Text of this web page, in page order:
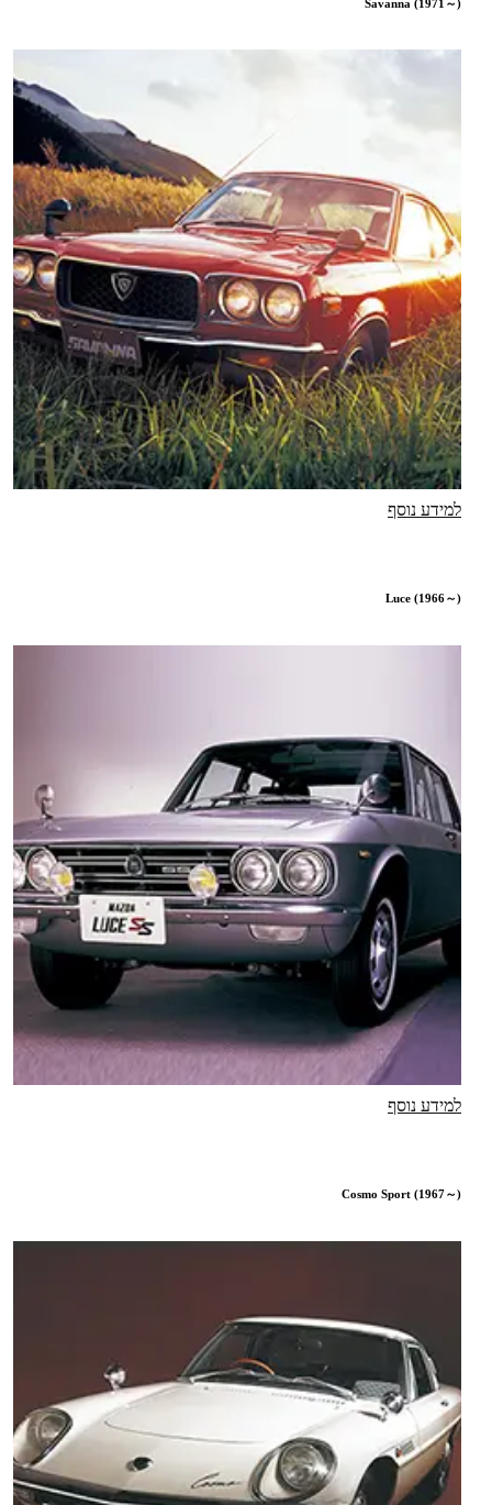
Savanna (1971～)
למידע נוסף
Luce (1966～)
למידע נוסף
Cosmo Sport (1967～)